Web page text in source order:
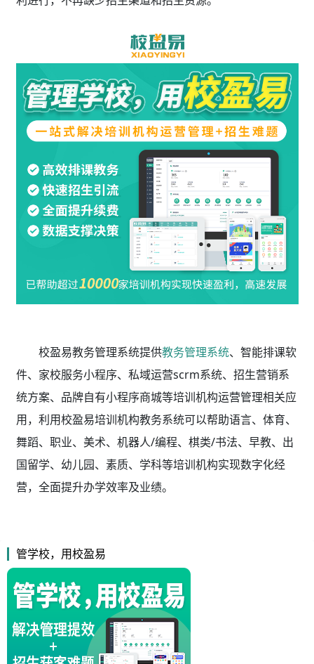
校盈易教务管理系统提供教务管理系统、智能排课软
件、家校服务小程序、私域运营scrm系统、招生营销系
统方案、品牌自有小程序商城等培训机构运营管理相关应
用，利用校盈易培训机构教务系统可以帮助语言、体育、
舞蹈、职业、美术、机器人/编程、棋类/书法、早教、出
国留学、幼儿园、素质、学科等培训机构实现数字化经
营，全面提升办学效率及业绩。
管学校，用校盈易